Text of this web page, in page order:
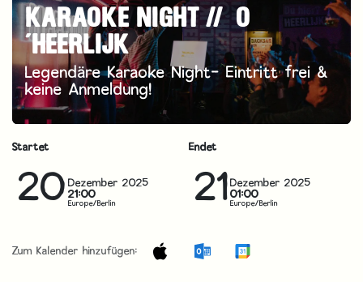
KARAOKE NIGHT // O
´HEERLIJK
Legendäre Karaoke Night- Eintritt frei &
keine Anmeldung!
Startet
20 Dezember 2025
21:00
Europe/Berlin
Endet
21Dezember 2025
01:00
Europe/Berlin
Zum Kalender hinzufügen: